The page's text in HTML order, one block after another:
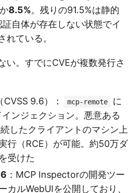
8.5%。残りの91.5%は静的
自体が存在しない状態でイ
れている。
い。すでにCVEが複数発行さ
9.6）： mcp-remote
に
ンジェクション。悪意ある
したクライアントのマシン上
行（RCE）が可能。約50万ダ
受けた
：MCP Inspectorの開発ツー
カルWebUIを公開しており、